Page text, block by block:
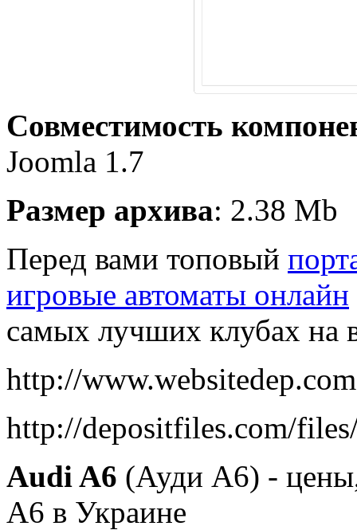
Совместимость
Joomla 1.7
Размер архива: 2.38 Mb
Перед вами топовый
игровые автоматы онлайн
самых лучших клубах на
http://
http://depositfiles.com/
Audi A6 (Ауди А6) -
А6 в Украине